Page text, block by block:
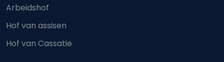
Arbeidshof
Hof van assisen
Hof van Cassatie